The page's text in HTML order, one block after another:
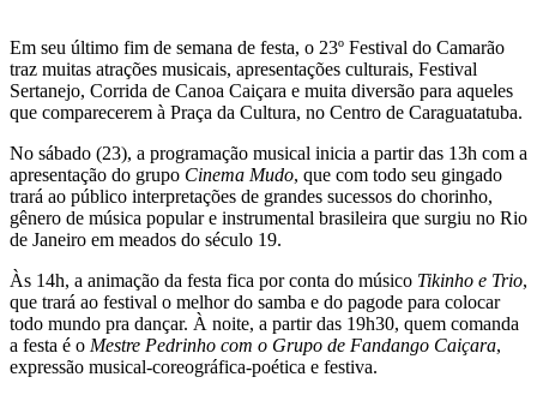
Em seu último fim de semana de festa, o 23º Festival do Camarão
traz muitas atrações musicais, apresentações culturais, Festival
Sertanejo, Corrida de Canoa Caiçara e muita diversão para aqueles
que comparecerem à Praça da Cultura, no Centro de Caraguatatuba.
No sábado (23), a programação musical inicia a partir das 13h com a
apresentação do grupo Cinema Mudo, que com todo seu gingado
trará ao público interpretações de grandes sucessos do chorinho,
gênero de música popular e instrumental brasileira que surgiu no Rio
de Janeiro em meados do século 19.
Às 14h, a animação da festa fica por conta do músico Tikinho e Trio,
que trará ao festival o melhor do samba e do pagode para colocar
todo mundo pra dançar. À noite, a partir das 19h30, quem comanda
a festa é o Mestre Pedrinho com o Grupo de Fandango Caiçara,
expressão musical-coreográfica-poética e festiva.